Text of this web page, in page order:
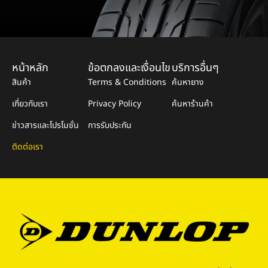
หน้าหลัก
สินค้า
เกี่ยวกับเรา
ข่าวสารและโปรโมชั่น
ติดต่อเรา
ข้อตกลงและเงื่อนไข
Terms & Conditions
Privacy Policy
การรับประกัน
บริการอื่นๆ
ค้นหายาง
ค้นหาร้านค้า